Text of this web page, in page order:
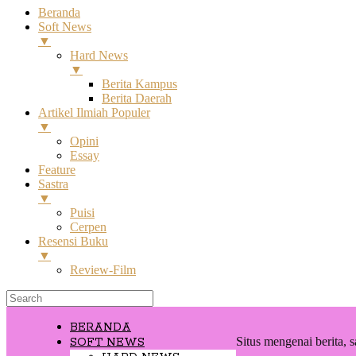
Beranda
Soft News
▼
Hard News
▼
Berita Kampus
Berita Daerah
Artikel Ilmiah Populer
▼
Opini
Essay
Feature
Sastra
▼
Puisi
Cerpen
Resensi Buku
▼
Review-Film
BERANDA
SOFT NEWS
Situs mengenai berita,